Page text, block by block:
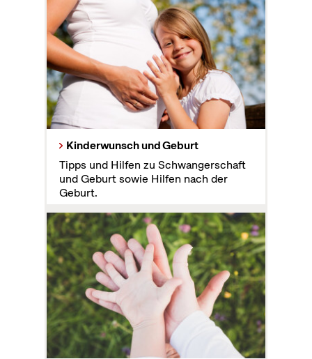
Kinderwunsch und Geburt
Tipps und Hilfen zu Schwangerschaft
und Geburt sowie Hilfen nach der
Geburt.